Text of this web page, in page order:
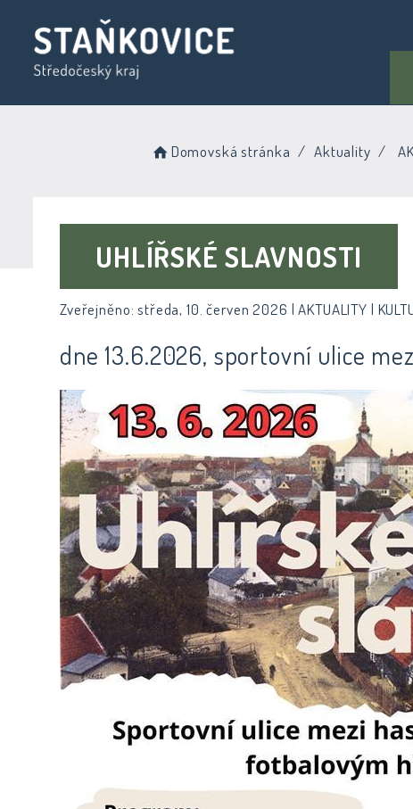
Domovská stránka Aktuality
UHLÍŘSKÉ SLAVNOSTI
Zveřejněno: středa, 10. červen 2026 |AKTUALITY |
dne 13.6.2026, sportovní ulice